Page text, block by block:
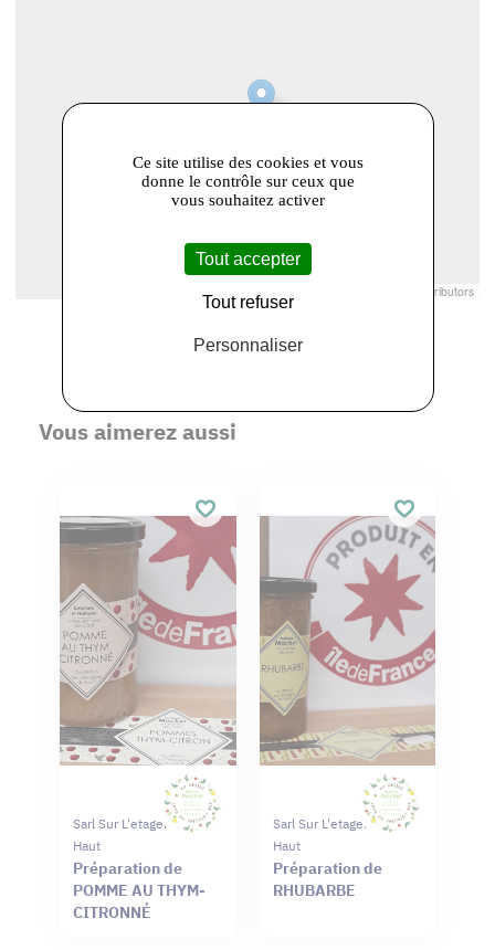
© Openstreetmap France | © contributors
Vous aimerez aussi
Sarl Sur L'etagere Du
Haut
Préparation de
POMME AU THYM-
CITRONNÉ
Sarl Sur L'etagere Du
Haut
Préparation de
RHUBARBE
Ce site utilise des cookies et vous
donne le contrôle sur ceux que
vous souhaitez activer
Tout accepter
Tout refuser
Personnaliser